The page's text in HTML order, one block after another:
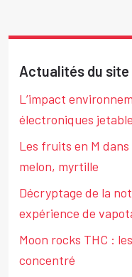
Actualités du site
L’impact
électroniques
Les fruits en M
melon, myrtille
Décryptage de la
expérience de
Moon rocks THC :
concentré